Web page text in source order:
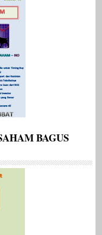
BAGUS